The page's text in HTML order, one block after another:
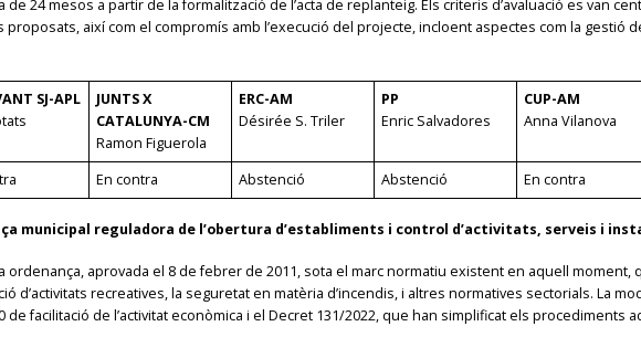
24 mesos a partir de la formalització de l’acta de replanteig. Els criteris d’avaluació es van
així com el compromís amb l’execució del projecte, incloent aspectes com la gestió
SJ-APL
JUNTS X
CATALUNYA-CM
Ramon Figuerola
ERC-AM
Désirée S. Triler
PP
Enric Salvadores
CUP-AM
Anna Vilanova
En contra Abstenció Abstenció En contra
municipal reguladora de l’obertura d’establiments i control d’activitats, serveis i
ordenança, aprovada el 8 de febrer de 2011, sota el marc normatiu existent en aquell moment,
d’activitats recreatives, la seguretat en matèria d’incendis, i altres normatives sectorials. La
de facilitació de l’activitat econòmica i el Decret 131/2022, que han simplificat els procediments